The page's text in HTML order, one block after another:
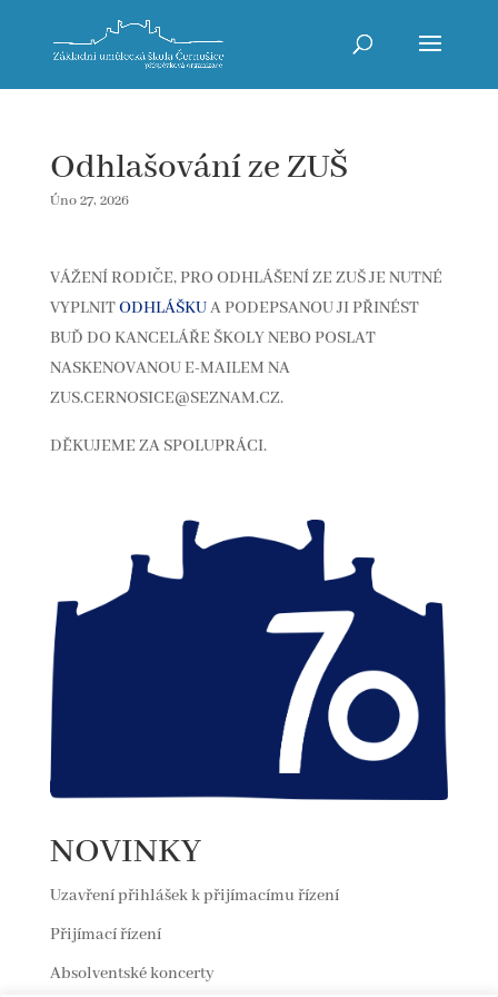
Odhlašování ze ZUŠ
Úno 27, 2026
VÁŽENÍ RODIČE, PRO ODHLÁŠENÍ ZE ZUŠ JE NUTNÉ
VYPLNITODHLÁŠKUA PODEPSANOU JI PŘINÉST
BUĎ DO KANCELÁŘE ŠKOLY NEBO POSLAT
NASKENOVANOU E-MAILEM NA
ZUS.CERNOSICE@SEZNAM.CZ.
DĚKUJEME ZA SPOLUPRÁCI.
NOVINKY
Uzavření přihlášek k přijímacímu řízení
Přijímací řízení
Absolventské koncerty